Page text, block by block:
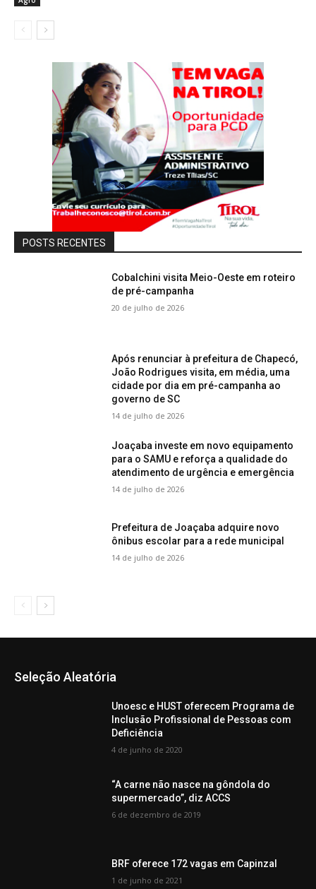
POSTS RECENTES
Cobalchini visita Meio-Oeste em roteiro
de pré-campanha
20 de julho de 2026
Após renunciar à prefeitura de Chapecó,
João Rodrigues visita, em média, uma
cidade por dia em pré-campanha ao
governo de SC
14 de julho de 2026
Joaçaba investe em novo equipamento
para o SAMU e reforça a qualidade do
atendimento de urgência e emergência
14 de julho de 2026
Prefeitura de Joaçaba adquire novo
ônibus escolar para a rede municipal
14 de julho de 2026
Seleção Aleatória
Unoesc e HUST oferecem Programa de
Inclusão Profissional de Pessoas com
Deficiência
4 de junho de 2020
“A carne não nasce na gôndola do
supermercado”, diz ACCS
6 de dezembro de 2019
BRF oferece 172 vagas em Capinzal
1 de junho de 2021